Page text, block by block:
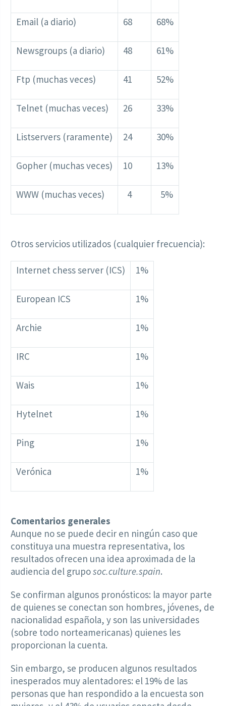
Email (a diario) 68 68%
Newsgroups (a diario) 48 61%
Ftp (muchas veces) 41 52%
Telnet (muchas veces) 26 33%
Listservers (raramente) 24 30%
Gopher (muchas veces) 10 13%
WWW (muchas veces) 4 5%
Otros servicios utilizados (cualquier frecuencia):
Internet chess server (ICS) 1%
European ICS 1%
Archie 1%
IRC 1%
Wais 1%
Hytelnet 1%
Ping 1%
Verónica 1%
Comentarios generales
Aunque no se puede decir en ningún caso que
constituya una muestra representativa, los
resultados ofrecen una idea aproximada de la
audiencia del gruposoc.culture.spain.
Se confirman algunos pronósticos: la mayor parte
de quienes se conectan son hombres, jóvenes, de
nacionalidad española, y son las universidades
(sobre todo norteamericanas) quienes les
proporcionan la cuenta.
Sin embargo, se producen algunos resultados
inesperados muy alentadores: el 19% de las
personas que han respondido a la encuesta son